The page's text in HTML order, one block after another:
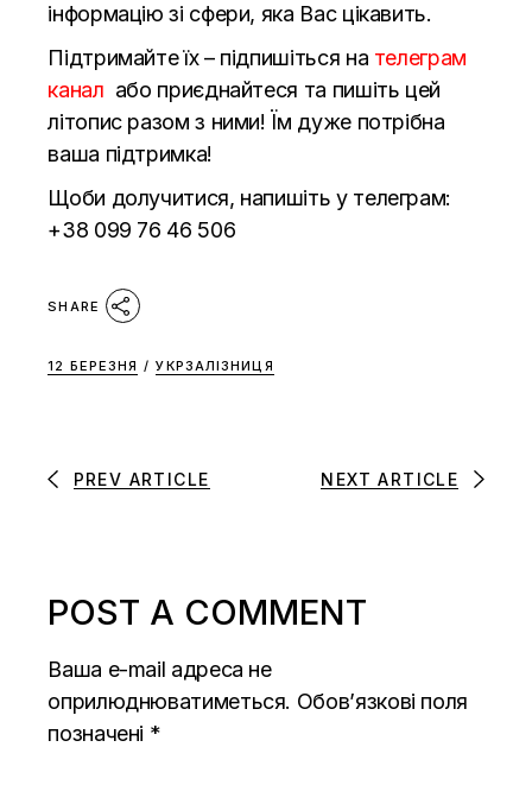
інформацію зі сфери, яка Вас цікавить.
Підтримайте їх – підпишіться на телеграм
канал або приєднайтеся та пишіть цей
літопис разом з ними! Їм дуже потрібна
ваша підтримка!
Щоби долучитися, напишіть у телеграм:
+38 099 76 46 506
SHARE
12 БЕРЕЗНЯ / УКРЗАЛІЗНИЦЯ
PREV ARTICLE NEXT ARTICLE
POST A COMMENT
Ваша e-mail адреса не
оприлюднюватиметься. Обов’язкові поля
позначені *